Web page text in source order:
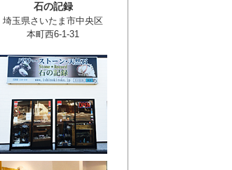
石の記録
埼玉県さいたま市中央区
本町西6-1-31